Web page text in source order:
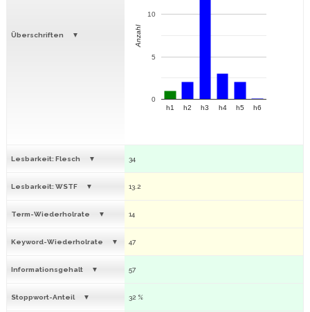
Überschriften
h1 h2 h3 h4 h5 h6
0
5
10
Anzahl
Lesbarkeit: Flesch 34
Lesbarkeit: WSTF 13.2
Term-Wiederholrate 14
Keyword-Wiederholrate 47
Informationsgehalt 57
Stoppwort-Anteil 32 %